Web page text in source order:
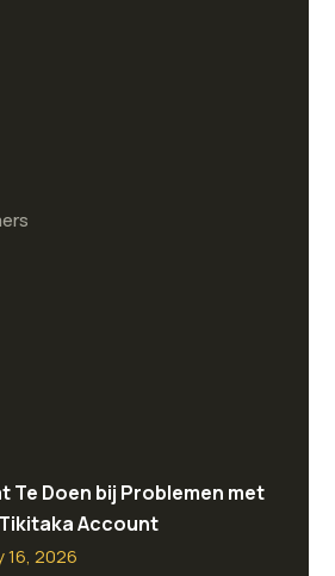
Te Doen bij Problemen met
Account
16, 2026